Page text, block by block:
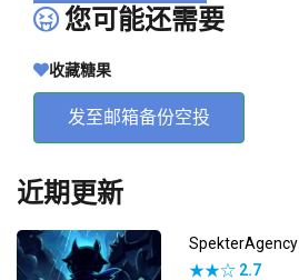
您可能还需要
收藏糖果
发至邮箱备份空投
近期更新
SpekterAgency
★★☆ 2.7